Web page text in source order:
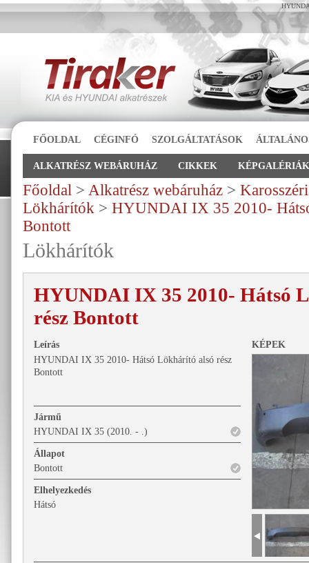
FŐOLDAL CÉGINFÓ SZOLGÁLTATÁSOK
ALKATRÉSZ WEBÁRUHÁZ CIKKEK KÉPGALÉRIÁK
Főoldal > Alkatrész webáruház >
Lökhárítók > HYUNDAI IX 35 2010-
Bontott
Lökhárítók
HYUNDAI IX 35 2010- Hátsó
rész Bontott
KÉPEK
Leírás
HYUNDAI IX 35 2010- Hátsó Lökhárító alsó rész
Bontott
Jármű
HYUNDAI IX 35 (2010. - .)
Állapot
Bontott
Elhelyezkedés
Hátsó